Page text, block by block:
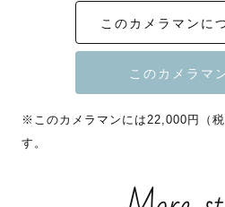
大事にしています。
写真で残す思いと一緒に、折角
思い出になるように楽しんでい
ライバルは某テーマパークの
とは2つだけです✌️
このカメラマンに
※このカメラマンには22,000円（
す。